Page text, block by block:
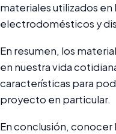
materiales utilizados
electrodomésticos y
En resumen, los
en nuestra vida
características para
proyecto en particular.
En conclusión, conocer